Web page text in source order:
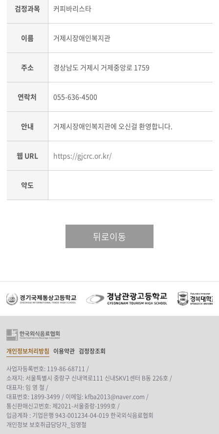
검정과목 커피바리스타
이름 거제시장애인복지관
주소 경상남도 거제시 거제중앙로 1759
연락처 055-636-4500
안내 거제시장애인복지관에 오신걸 환영합니다.
웹 URL https://gjcrc.or.kr/
약도
뒤로이동
개인정보처리방침 이용약관 검정장조회
사업자등록번호: 119-86-68711 /
소재지: 서울특별시 중랑구 신내역로111 신내SKV1센터 B동 226호 /
대표자: 임 영 철 /
대표번호: 1899-3499 / 이메일: kfba2013@naver.com /
통신판매신고번호: 제2021-서울중랑-1999호 /
입금계좌 : 기업은행 943-001234-04-019 한국외식음료협회
개인정보 보호취급담당자_임영철